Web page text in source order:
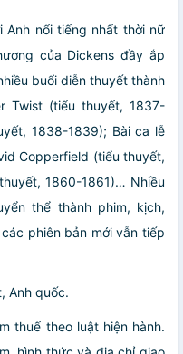
nổi tiếng nhất thời nữ
của Dickens đầy ắp
buổi diễn thuyết thành
Twist (tiểu thuyết, 1837-
1838-1839); Bài ca lễ
Copperfield (tiểu thuyết,
1860-1861)… Nhiều
thể thành phim, kịch,
phiên bản mới vẫn tiếp
Anh quốc.
thuế theo luật hiện hành.